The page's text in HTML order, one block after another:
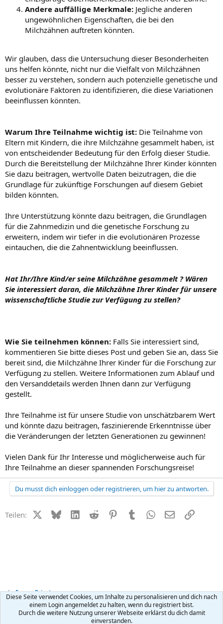
Andere auffällige Merkmale: Jegliche anderen
ungewöhnlichen Eigenschaften, die bei den
Milchzähnen auftreten könnten.
Wir glauben, dass die Untersuchung dieser Besonderheiten
uns helfen könnte, nicht nur die Vielfalt von Milchzähnen
besser zu verstehen, sondern auch potenzielle genetische und
evolutionäre Faktoren zu identifizieren, die diese Variationen
beeinflussen könnten.
Warum Ihre Teilnahme wichtig ist: Die Teilnahme von
Eltern mit Kindern, die ihre Milchzähne gesammelt haben, ist
von entscheidender Bedeutung für den Erfolg dieser Studie.
Durch die Bereitstellung der Milchzähne Ihrer Kinder könnten
Sie dazu beitragen, wertvolle Daten beizutragen, die die
Grundlage für zukünftige Forschungen auf diesem Gebiet
bilden könnten.
Ihre Unterstützung könnte dazu beitragen, die Grundlagen
für die Zahnmedizin und die genetische Forschung zu
erweitern, indem wir tiefer in die evolutionären Prozesse
eintauchen, die die Zahnentwicklung beeinflussen.
Hat Ihr/Ihre Kind/er seine Milchzähne gesammelt ? Wären
Sie interessiert daran, die Milchzähne Ihrer Kinder für unsere
wissenschaftliche Studie zur Verfügung zu stellen?
Wie Sie teilnehmen können: Falls Sie interessiert sind,
kommentieren Sie bitte dieses Post und geben Sie an, dass Sie
bereit sind, die Milchzähne Ihrer Kinder für die Forschung zur
Verfügung zu stellen. Weitere Informationen zum Ablauf und
den Versanddetails werden Ihnen dann zur Verfügung
gestellt.
Ihre Teilnahme ist für unsere Studie von unschätzbarem Wert
und könnte dazu beitragen, faszinierende Erkenntnisse über
die Veränderungen der letzten Generationen zu gewinnen!
Vielen Dank für Ihr Interesse und möglicherweise auch für
Ihre Teilnahme an dieser spannenden Forschungsreise!
Du musst dich einloggen oder registrieren, um hier zu antworten.
Teilen: X (Twitter)
BlueskyLinkedIn
Reddit PinterestTumblr WhatsApp
E-MailLink
Forum Privat
Kontakt Nutzungsbedingungen Datenschutz Hilfe
R
Diese Seite verwendet Cookies, um Inhalte zu personalisieren und dich nach
einem Login angemeldet zu halten, wenn du registriert bist.
Durch die weitere Nutzung unserer Webseite erklärst du dich damit
einverstanden.